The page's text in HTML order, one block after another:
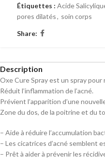
Étiquettes : Acide
pores dilatés, soin corps
Share:
Description
Oxe Cure Spray est un spray pour
Réduit l’inflammation de l’acné.
Prévient l’apparition d’une
Zone du dos, de la poitrine et du
– Aide à réduire l’accumulation
– Les cicatrices d’acné semblent
– Prêt à aider à prévenir les